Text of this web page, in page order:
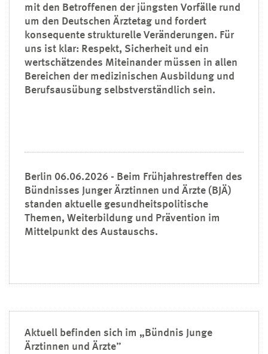
mit den Betroffenen der jüngsten Vorfälle rund
um den Deutschen Ärztetag und fordert
konsequente strukturelle Veränderungen. Für
uns ist klar: Respekt, Sicherheit und ein
wertschätzendes Miteinander müssen in allen
Bereichen der medizinischen Ausbildung und
Berufsausübung selbstverständlich sein.
Berlin 06.06.2026 - Beim Frühjahrestreffen des
Bündnisses Junger Ärztinnen und Ärzte (BJÄ)
standen aktuelle gesundheitspolitische
Themen, Weiterbildung und Prävention im
Mittelpunkt des Austauschs.
Aktuell befinden sich im „Bündnis Junge
Ärztinnen und Ärzte”